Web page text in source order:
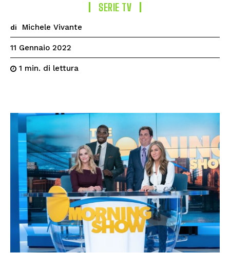
SERIE TV
di Michele Vivante
11 Gennaio 2022
1 min. di lettura